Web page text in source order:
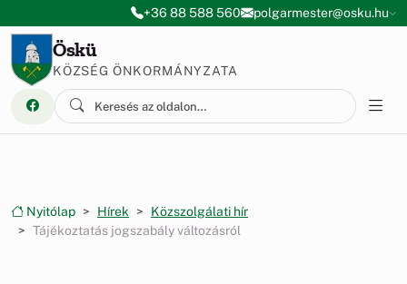
Ugrás a menüre
Ugrás a tartalomra+36 88 588 560 polgarmester@osku.hu
Öskü
KÖZSÉG ÖNKORMÁNYZATA
Nyitólap Hírek
Közszolgálati hír
Tájékoztatás jogszabály változásról